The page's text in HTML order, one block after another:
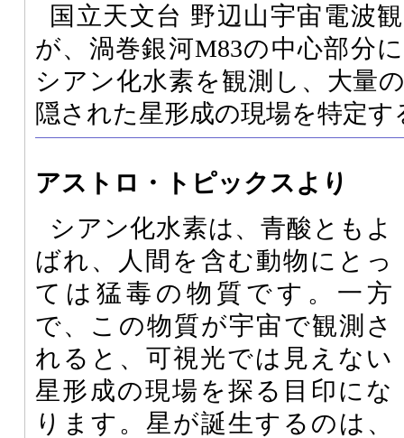
国立天文台 野辺山宇宙電波
が、渦巻銀河M83の中心部分
シアン化水素を観測し、大量
隠された星形成の現場を特定
アストロ・トピックスより
シアン化水素は、青酸ともよ
ばれ、人間を含む動物にとっ
ては猛毒の物質です。一方
で、この物質が宇宙で観測さ
れると、可視光では見えない
星形成の現場を探る目印にな
ります。星が誕生するのは、